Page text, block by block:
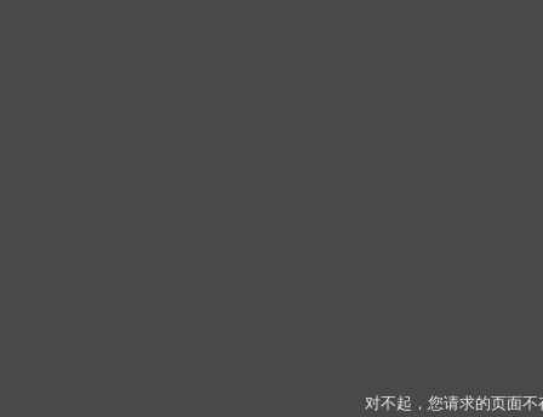
对不起，您请求的页面